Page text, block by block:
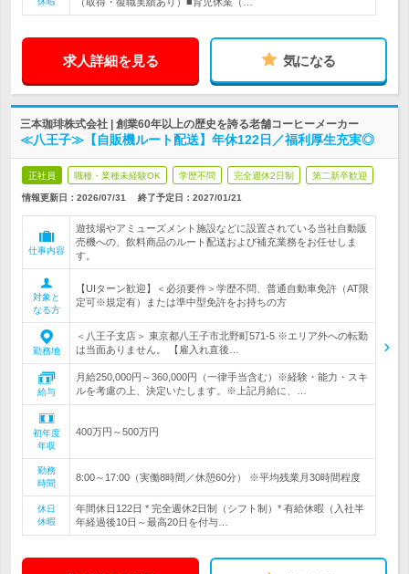
求人詳細を見る 気になる
三本珈琲株式会社 | 創業60年以上の歴史を誇る老舗コーヒーメーカー
≪八王子≫【自販機ルート配送】年休122日／福利厚生充実◎
正社員 職種・業種未経験OK 学歴不問 完全週休2日制 第二新卒歓迎
情報更新日：2026/07/31 終了予定日： 2027/01/21
仕事内容
遊技場やアミューズメント施設などに設置されている当社自動販
売機への、飲料商品のルート配送および補充業務をお任せしま
す。
対象と
なる方
【UIターン歓迎】＜必須要件＞学歴不問、普通自動車免許（AT限
定可※規定有）または準中型免許をお持ちの方
勤務地
＜八王子支店＞ 東京都八王子市北野町571-5 ※エリア外への転勤
は当面ありません。 【雇入れ直後…
給与
月給250,000円～360,000円（一律手当含む）※経験・能力・スキ
ルを考慮の上、決定いたします。※上記月給に、…
初年度
年収
400万円～500万円
勤務
時間
8:00～17:00（実働8時間／休憩60分） ※平均残業月30時間程度
休日
休暇
年間休日122日 * 完全週休2日制（シフト制）* 有給休暇（入社半
年経過後10日～最高20日を付与…